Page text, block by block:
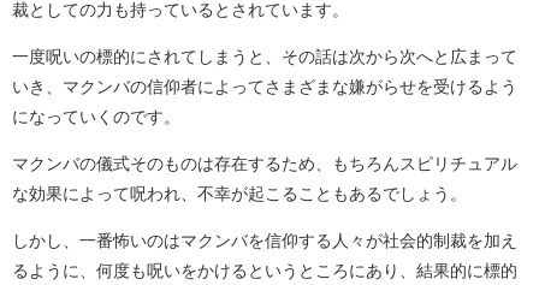
裁としての力も持っているとされています。
一度呪いの標的にされてしまうと、その話は次から次へと広まって
いき、マクンバの信仰者によってさまざまな嫌がらせを受けるよう
になっていくのです。
マクンバの儀式そのものは存在するため、もちろんスピリチュアル
な効果によって呪われ、不幸が起こることもあるでしょう。
しかし、一番怖いのはマクンバを信仰する人々が社会的制裁を加え
るように、何度も呪いをかけるというところにあり、結果的に標的